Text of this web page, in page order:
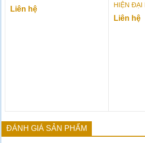
Liên hệ
HIỆN ĐẠI
Liên hệ
ĐÁNH GIÁ SẢN PHẨM